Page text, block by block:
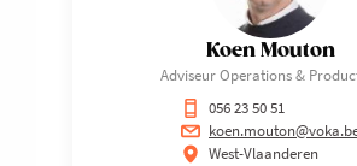
Koen Mouton
Adviseur Operations &
056 23 50 51
West-Vlaanderen